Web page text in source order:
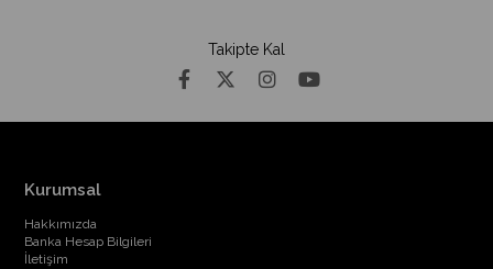
Takipte Kal
Kurumsal
Hakkımızda
Banka Hesap Bilgileri
İletişim